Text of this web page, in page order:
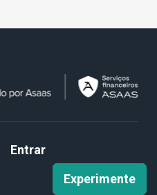
Entrar
Experimente